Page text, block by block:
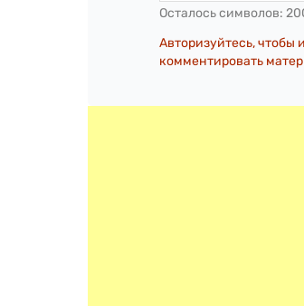
Осталось символов:
Авторизуйтесь, чтобы
комментировать